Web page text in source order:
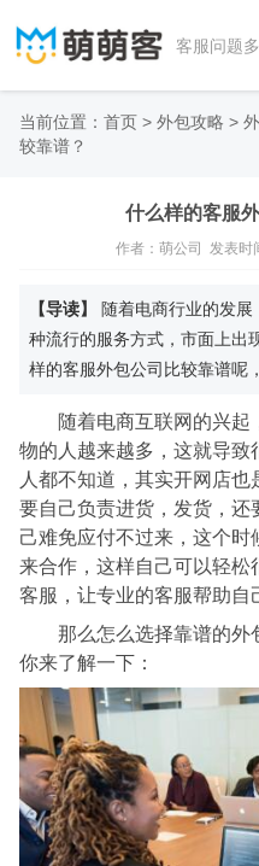
客服问题
当前位置： 首页 > 外包攻略 >
较靠谱？
什么样的客服
作者：萌公司 发表时
【导读】
随着电商行业的发
种流行的服务方式，市面上出
样的客服外包公司比较靠谱呢
随着电商互联网的兴
物的人越来越多，这就导致
人都不知道，其实开网店
要自己负责进货，发货，还
己难免应付不过来，这个时
来合作，这样自己可以轻松
客服，让专业的客服帮助自
那么怎么选择靠谱的外
你来了解一下：